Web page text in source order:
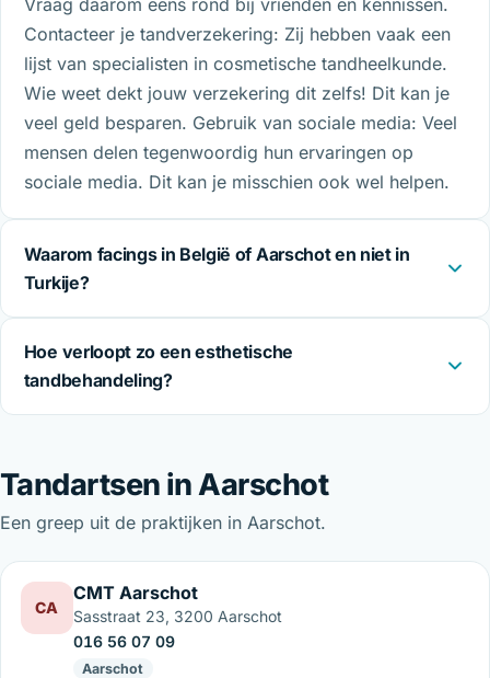
Vraag daarom eens rond bij vrienden en kennissen.
Contacteer je tandverzekering: Zij hebben vaak een
lijst van specialisten in cosmetische tandheelkunde.
Wie weet dekt jouw verzekering dit zelfs! Dit kan je
veel geld besparen. Gebruik van sociale media: Veel
mensen delen tegenwoordig hun ervaringen op
sociale media. Dit kan je misschien ook wel helpen.
Waarom facings in België of Aarschot en niet in
Turkije?
Hoe verloopt zo een esthetische
tandbehandeling?
Tandartsen in Aarschot
Een greep uit de praktijken in Aarschot.
CA
CMT Aarschot
Sasstraat 23, 3200 Aarschot
016 56 07 09
Aarschot